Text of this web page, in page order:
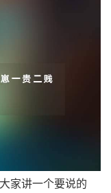
家讲一个要说的